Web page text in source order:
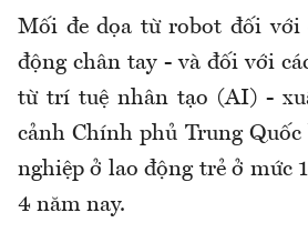
Mối đe dọa từ robot đối với
động chân tay - và đối với
từ trí tuệ nhân tạo (AI) -
cảnh Chính phủ Trung
nghiệp ở lao động trẻ ở mức
4 năm nay.